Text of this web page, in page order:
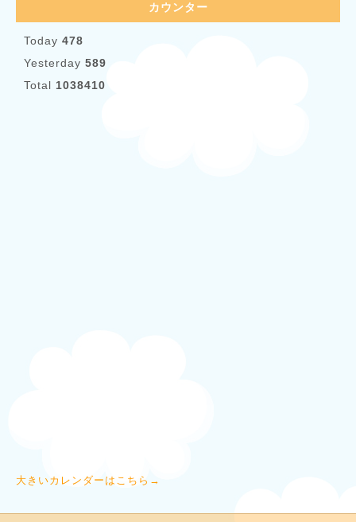
カウンター
Today 478
Yesterday 589
Total 1038410
大きいカレンダーはこちら→